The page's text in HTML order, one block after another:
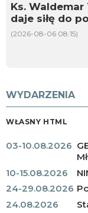
Ks.
daje siłę do
(2026-08-06 08:15)
WYDARZENIA
WŁASNY HTML
03-10.08.2026
10-15.08.2026
24-29.08.2026
24.08.2026